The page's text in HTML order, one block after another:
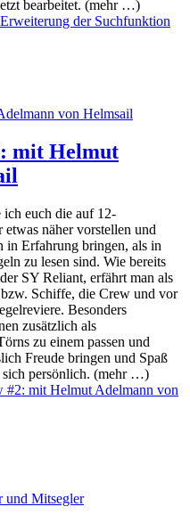
bearbeitet. (mehr …)
der Suchfunktion
von Helmsail
mit Helmut
euch die auf 12-
näher vorstellen und
in Erfahrung bringen, als in
zu lesen sind. Wie bereits
SY Reliant, erfährt man als
Schiffe, die Crew und vor
Besonders
zusätzlich als
zu einem passen und
Freude bringen und Spaß
sich persönlich. (mehr …)
#2: mit Helmut Adelmann von
und Mitsegler